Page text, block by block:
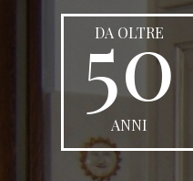
DA OLTRE
50
ANNI